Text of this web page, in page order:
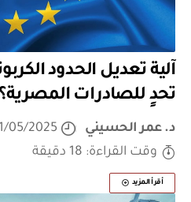
تحدٍ للصادرات المصرية؟
د. عمر الحسيني
11/05/2025
وقت القراءة: 18 دقيقة
أقرأ المزيد